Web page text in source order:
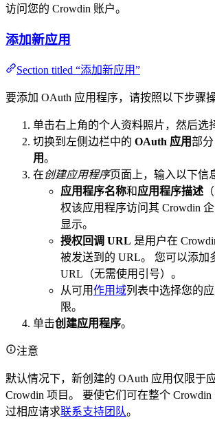
访问您的 Crowdin 账户。
添加新应用
Section titled “添加新应用”
要添加 OAuth 应用程序，请按照以下步骤操
单击右上角的个人资料照片，然后选
切换到左侧边栏中的 OAuth 应用部
用。
在创建应用程序页面上，输入以下信
应用程序名称和应用程序描述
权该应用程序访问其 Crowdin
显示。
授权回调 URL 是用户在
被发送到的 URL。 您可以添加
URL（无需使用引号）。
从可用作用域列表中选择您的
限。
单击创建应用程序。
注意
默认情况下，新创建的 OAuth 应用仅限于
Crowdin 项目。 要使它们可在整个
过相应请求联系支持团队。